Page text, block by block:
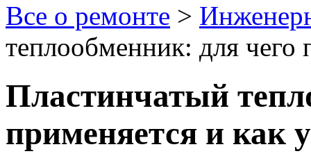
Все о ремонте >
теплообменник: для чего
Пластинчатый
применяется и как